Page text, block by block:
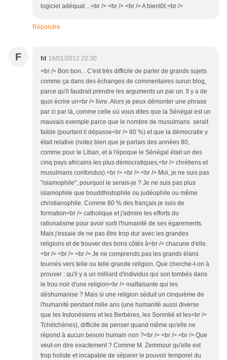
logiciel adéquat ...<br /> <br /> <br /> A bientôt.<br />
Répondre
F fd 19/01/2012 22:30
<br /> Bon bon... C'est très difficile de parler de grands sujets
comme ça dans des échanges de commentaires surun blog,
parce qu'il faudrait prendre les arguments un par un. Il y a de
quoi écrire un<br /> livre. Alors je peux démonter une phrase
par ci par là, comme celle où vous dites que la Sénégal est un
mauvais exemple parce que le nombre de musulmans serait
faible (pourtant il dépasse<br /> 80 %) et que la démocratie y
était relative (notez bien que je parlais des années 80,
comme pour le Liban, et à l'époque le Sénégal était un des
cinq pays africains les plus démocratiques,<br /> chrétiens et
musulmans confondus).<br /> <br /> <br /> Moi, je ne suis pas
"islamophile", pourquoi le serais-je ? Je ne suis pas plus
islamophile que bouddhistophile ou judéophile ou même
christianophile. Comme 80 % des français je suis de
formation<br /> catholique et j'admire les efforts du
rationalisme pour avoir sorti l'humanité de ses égarements.
Mais j'essaie de ne pas être trop dur avec les grandes
religions et de trouver des bons côtés à<br /> chacune d'elle.
<br /> <br /> <br /> Je ne comprends pas les grands élans
tournés vers telle ou telle grande religion. Que cherche-t-on à
prouver : qu'il y a un milliard d'individus qui son tombés dans
le trou noir d'une religion<br /> malfaisante qui les
déshumanise ? Mais si une religion séduit un cinquième de
l'humanité pendant mille ans (une humanité aussi diverse
que les Indonésiens et les Berbères, les Soninké et les<br />
Tchétchènes), difficile de penser quand même qu'elle ne
répond à aucun besoin humain non ?<br /> <br /> <br /> Que
veut-on dire exactement ? Comme M. Zemmour qu'elle est
trop holiste et incapable de séparer le pouvoir temporel du